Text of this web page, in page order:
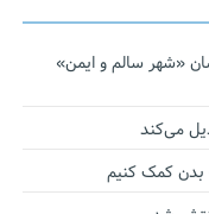
«شهر سالم و ایمن»
می‌کند
بدن کمک کنیم